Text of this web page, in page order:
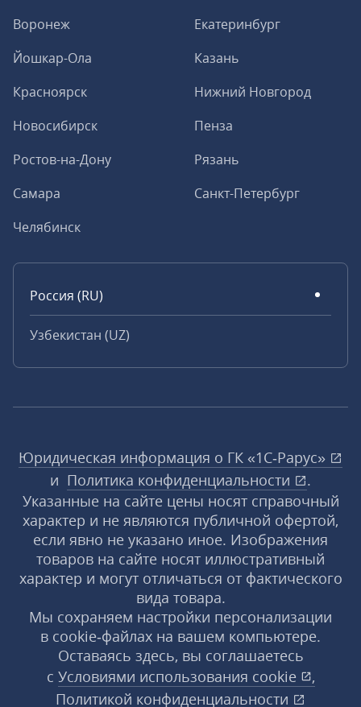
Воронеж
Екатеринбург
Йошкар-Ола
Казань
Красноярск
Нижний Новгород
Новосибирск
Пенза
Ростов-на-Дону
Рязань
Самара
Санкт-Петербург
Челябинск
Россия (RU)
Узбекистан (UZ)
Юридическая информация о ГК «1С‑Рарус»
и Политика конфиденциальности
.
Указанные на сайте цены носят справочный
характер и не являются публичной офертой,
если явно не указано иное. Изображения
товаров на сайте носят иллюстративный
характер и могут отличаться от фактического
вида товара.
Мы сохраняем настройки персонализации
в cookie‑файлах на вашем компьютере.
Оставаясь здесь, вы соглашаетесь
с Условиями использования cookie
,
Политикой конфиденциальности